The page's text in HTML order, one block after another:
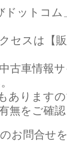
ドットコ
セスは【
古車情報
あります
無をご確
お問合せ